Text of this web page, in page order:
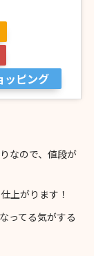
ッピング
なので、値段が
上がります！
ってる気がする